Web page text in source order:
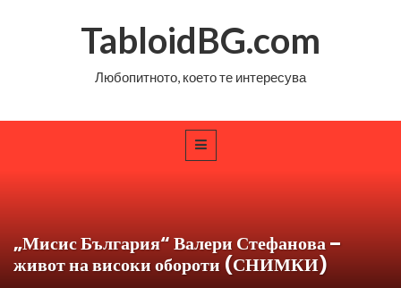
TabloidBG.com
Любопитното, което те интересува
„Мисис България“ Валери Стефанова –
живот на високи обороти (СНИМКИ)